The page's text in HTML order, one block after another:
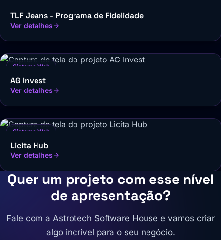
TLF Jeans - Programa de Fidelidade
Ver detalhes
Sistema Web
AG Invest
Ver detalhes
Sistema Web
Licita Hub
Ver detalhes
Quer um projeto com esse nível
de apresentação?
Fale com a Astrotech Software House e vamos criar
algo incrível para o seu negócio.